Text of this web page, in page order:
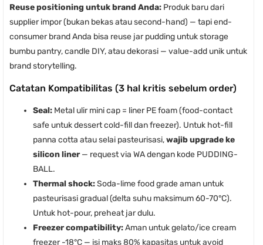
Reuse positioning untuk brand Anda: Produk baru dari
supplier impor (bukan bekas atau second-hand) — tapi end-
consumer brand Anda bisa reuse jar pudding untuk storage
bumbu pantry, candle DIY, atau dekorasi — value-add unik untuk
brand storytelling.
Catatan Kompatibilitas (3 hal kritis sebelum order)
Seal: Metal ulir mini cap = liner PE foam (food-contact
safe untuk dessert cold-fill dan freezer). Untuk hot-fill
panna cotta atau selai pasteurisasi,wajib upgrade ke
silicon liner— request via WA dengan kode PUDDING-
BALL.
Thermal shock:Soda-lime food grade aman untuk
pasteurisasi gradual (delta suhu maksimum 60-70°C).
Untuk hot-pour, preheat jar dulu.
Freezer compatibility:Aman untuk gelato/ice cream
freezer -18°C — isi maks 80% kapasitas untuk avoid